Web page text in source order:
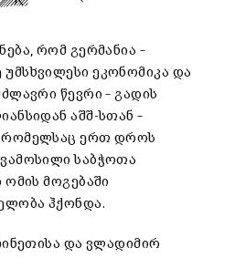
რომ გერმანია –
ეკონომიკა და
წევრი – გადის
აშშ-სთან –
რომელსაც ერთ დროს
საბჭოთა
ომის მოგებაში
ჰქონდა.
და ვლადიმირ